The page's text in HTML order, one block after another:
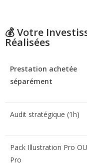
💰 Votre
Réalisées
Prestation achetée
séparément
Audit stratégique (1h)
Pack Illustration Pro
Pro